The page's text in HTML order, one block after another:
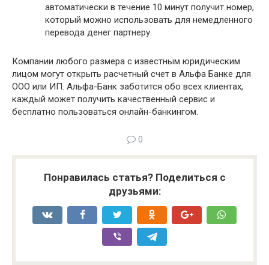
автоматически в течение 10 минут получит номер,
который можно использовать для немедленного
перевода денег партнеру.
Компании любого размера с известным юридическим
лицом могут открыть расчетный счет в Альфа Банке для
ООО или ИП. Альфа-Банк заботится обо всех клиентах,
каждый может получить качественный сервис и
бесплатно пользоваться онлайн-банкингом.
0
Понравилась статья? Поделиться с
друзьями: